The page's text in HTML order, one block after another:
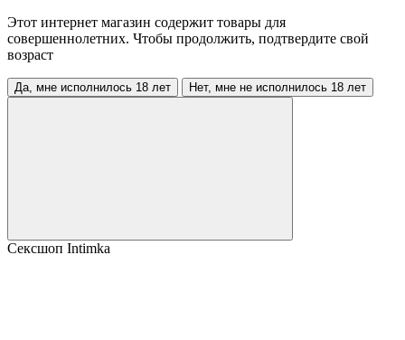
Этот интернет магазин содержит товары для
совершеннолетних. Чтобы продолжить, подтвердите свой
возраст
Да, мне исполнилось 18 лет Нет, мне не исполнилось 18 лет
Сексшоп Intimka